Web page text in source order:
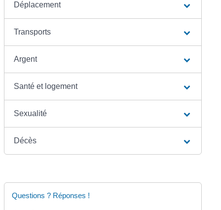
Déplacement
Transports
Argent
Santé et logement
Sexualité
Décès
Questions ? Réponses !